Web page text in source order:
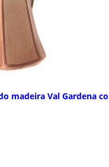
madeira Val Gardena